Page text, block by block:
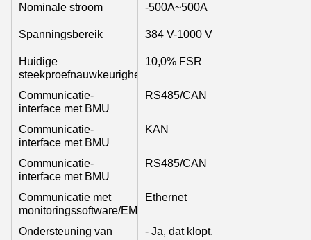
Nominale stroom -500A~500A
Spanningsbereik 384 V-1000 V
Huidige
steekproefnauwkeurigheid
10,0% FSR
Communicatie-
interface met BMU
RS485/CAN
Communicatie-
interface met BMU
KAN
Communicatie-
interface met BMU
RS485/CAN
Communicatie met
monitoringssoftware/EMS
Ethernet
Ondersteuning van
- Ja, dat klopt.